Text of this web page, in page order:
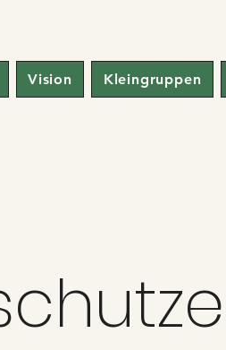
Vision Kleingruppen